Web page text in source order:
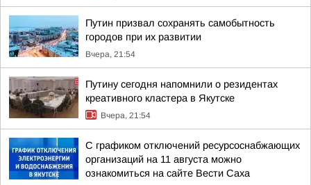
Путин призвал сохранять самобытность
городов при их развитии
Вчера, 21:54
Путину сегодня напомнили о резидентах
креативного кластера в Якутске
Вчера, 21:54
С графиком отключений ресурсоснабжающих
организаций на 11 августа можно
ознакомиться на сайте Вести Саха